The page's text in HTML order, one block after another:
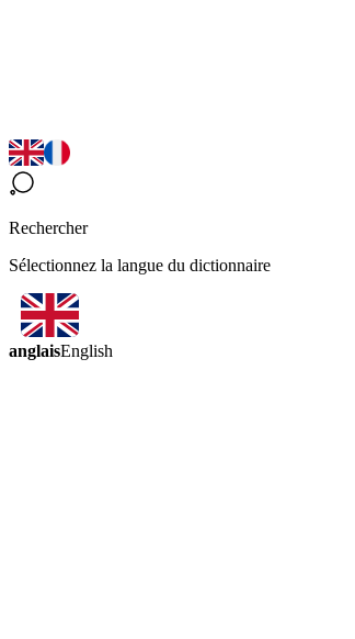
Rechercher
Sélectionnez la langue du dictionnaire
anglaisEnglish